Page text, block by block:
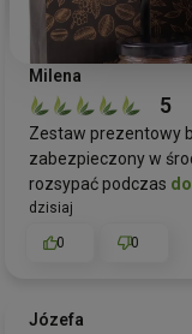
Milena
5
Zestaw prezentowy
zabezpieczony w
rozsypać podczas
dzisiaj
0 0
Józefa